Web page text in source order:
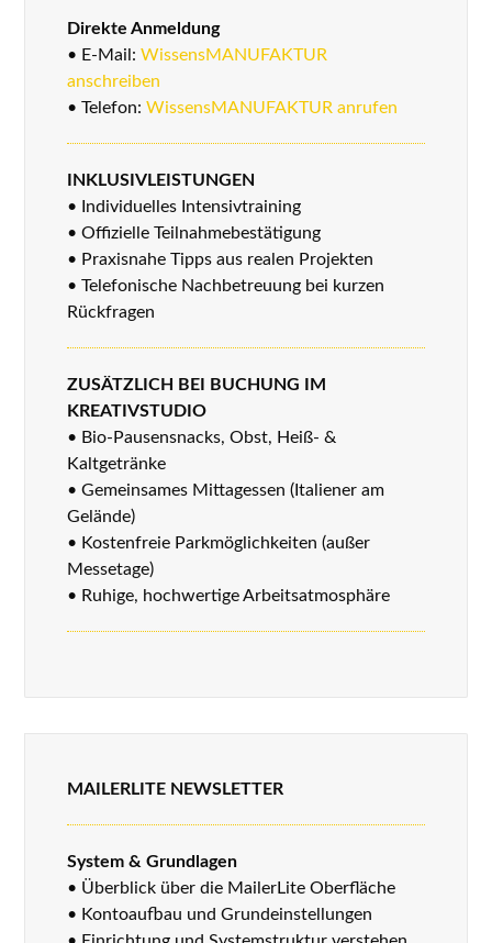
Direkte Anmeldung
• E-Mail:WissensMANUFAKTUR
anschreiben
• Telefon:WissensMANUFAKTUR anrufen
INKLUSIVLEISTUNGEN
• Individuelles Intensivtraining
• Offizielle Teilnahmebestätigung
• Praxisnahe Tipps aus realen Projekten
• Telefonische Nachbetreuung bei kurzen
Rückfragen
ZUSÄTZLICH BEI BUCHUNG IM
KREATIVSTUDIO
• Bio-Pausensnacks, Obst, Heiß- &
Kaltgetränke
• Gemeinsames Mittagessen (Italiener am
Gelände)
• Kostenfreie Parkmöglichkeiten (außer
Messetage)
• Ruhige, hochwertige Arbeitsatmosphäre
MAILERLITE NEWSLETTER
System & Grundlagen
• Überblick über die MailerLite Oberfläche
• Kontoaufbau und Grundeinstellungen